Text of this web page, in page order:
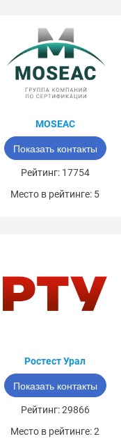
MOSEAC
Показать контакты
Рейтинг: 17754
Место в рейтинге: 5
Ростест Урал
Показать контакты
Рейтинг: 29866
Место в рейтинге: 2